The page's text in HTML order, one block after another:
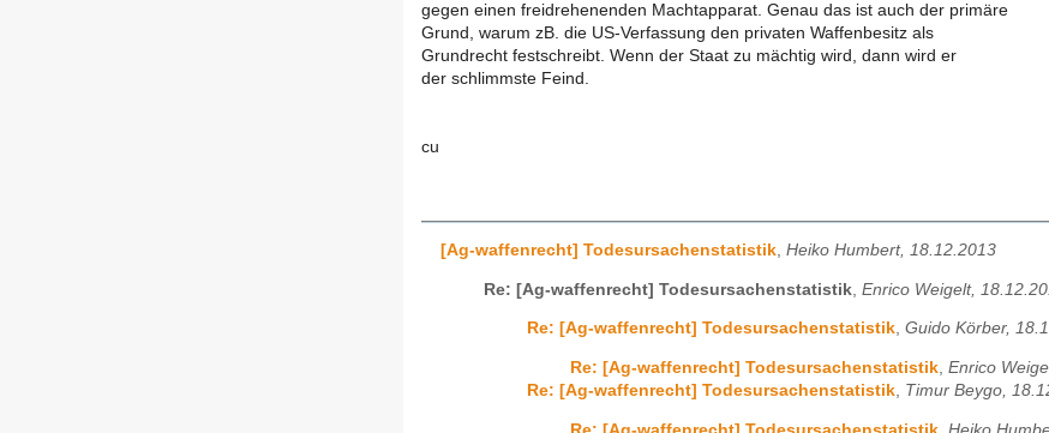
gegen einen freidrehenenden Machtapparat. Genau das ist auch der primäre
Grund, warum zB. die US-Verfassung den privaten Waffenbesitz als
Grundrecht festschreibt. Wenn der Staat zu mächtig wird, dann wird er
der schlimmste Feind.
cu
[Ag-waffenrecht] Todesursachenstatistik, Heiko Humbert, 18.12.2013
Re: [Ag-waffenrecht] Todesursachenstatistik Enrico Weigelt,
Re: [Ag-waffenrecht] Todesursachenstatistik, Guido Körber,
Re: [Ag-waffenrecht] Todesursachenstatistik, Enrico
Re: [Ag-waffenrecht] Todesursachenstatistik, Timur Beygo,